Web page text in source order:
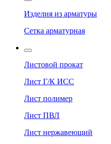
Изделия из арматуры
Сетка арматурная
Листовой прокат
Лист Г/К ИСС
Лист полимер
Лист ПВЛ
Лист нержавеющий